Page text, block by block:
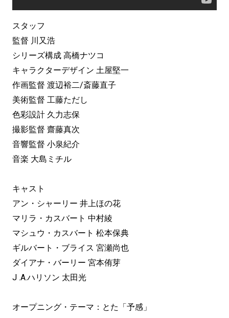
スタッフ
監督 川又浩
シリーズ構成 高橋ナツコ
キャラクターデザイン 土屋堅一
作画監督 渡辺裕二/斎藤直子
美術監督 工藤ただし
色彩設計 久力志保
撮影監督 齋藤真次
音響監督 小泉紀介
音楽 大島ミチル
キャスト
アン・シャーリー 井上ほの花
マリラ・カスバート 中村綾
マシュウ・カスバート 松本保典
ギルバート・ブライス 宮瀬尚也
ダイアナ・バーリー 宮本侑芽
J .A.ハリソン 太田光
オープニング・テーマ：とた「予感」